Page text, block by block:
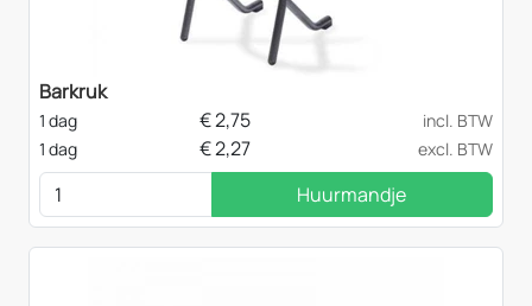
Barkruk
1 dag €2,75
incl. BTW
1 dag
€2,27 excl. BTW
Huurmandje